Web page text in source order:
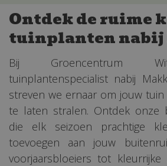
Ontdek de ruime
tuinplanten nabij
Bij Groencentrum
tuinplantenspecialist nabij
streven we ernaar om jouw
te laten stralen. Ontdek onze
die elk seizoen prachtige
toevoegen aan jouw
voorjaarsbloeiers tot